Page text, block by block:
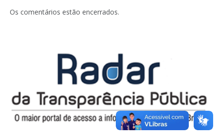
Os comentários estão encerrados.